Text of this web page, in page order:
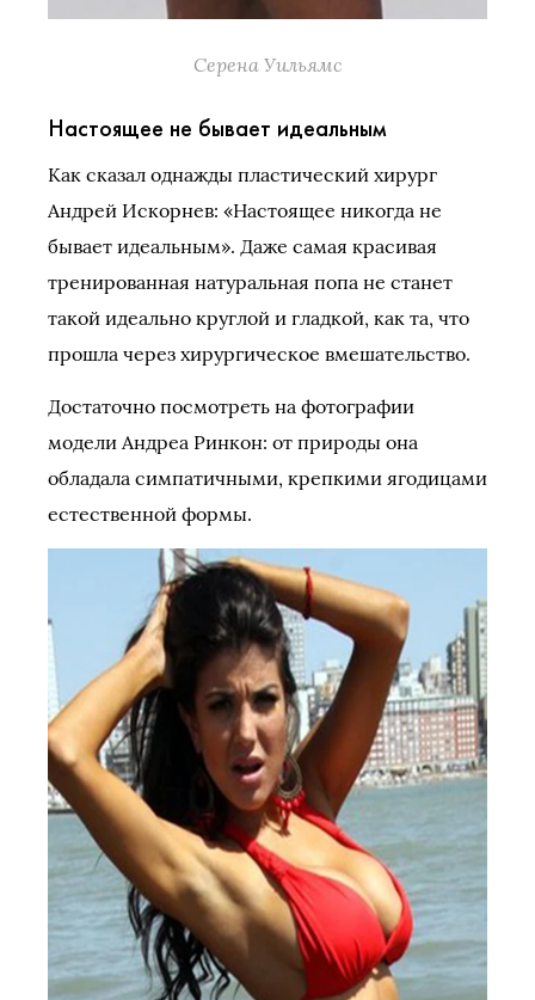
Серена Уильямс
Настоящее не бывает идеальным
Как сказал однажды пластический хирург
Андрей Искорнев: «Настоящее никогда не
бывает идеальным». Даже самая красивая
тренированная натуральная попа не станет
такой идеально круглой и гладкой, как та, что
прошла через хирургическое вмешательство.
Достаточно посмотреть на фотографии
модели Андреа Ринкон: от природы она
обладала симпатичными, крепкими ягодицами
естественной формы.